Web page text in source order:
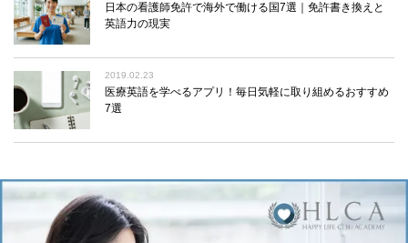
日本の看護師免許で海外で働ける国7選｜免許書き換えと
英語力の現実
2019.02.23
医療英語を学べるアプリ！毎日気軽に取り組めるおすすめ
7選